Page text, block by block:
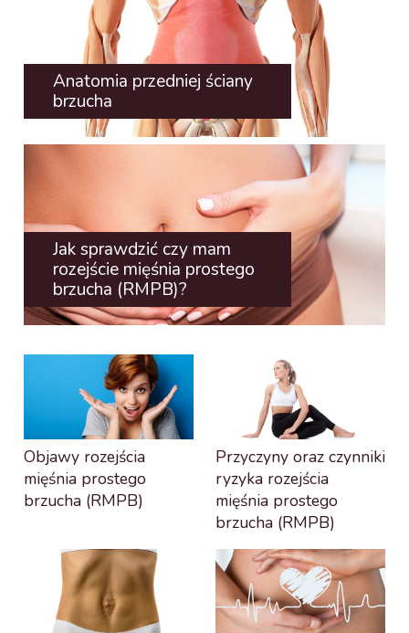
Anatomia przedniej ściany
brzucha
Jak sprawdzić czy mam
rozejście mięśnia prostego
brzucha (RMPB)?
Objawy rozejścia
mięśnia prostego
brzucha (RMPB)
Przyczyny oraz czynniki
ryzyka rozejścia
mięśnia prostego
brzucha (RMPB)